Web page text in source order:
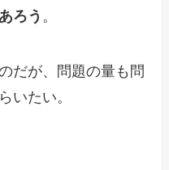
ろう 。
だが、問題の量も問
いたい。